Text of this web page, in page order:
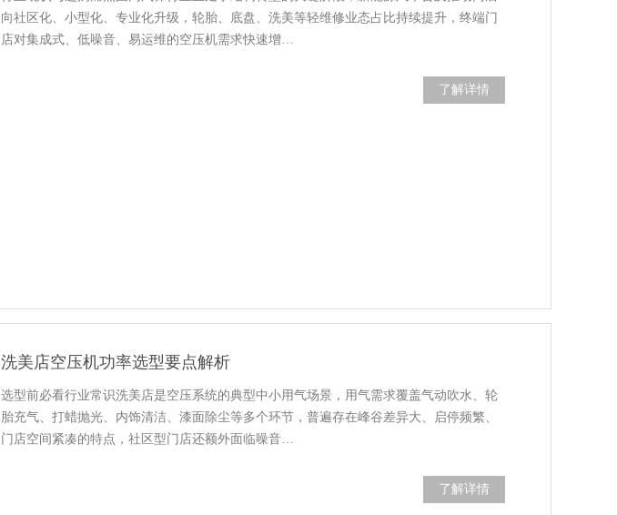
向社区化、小型化、专业化升级，轮胎、底盘、洗美等轻维修业态占比持续提升，终端门
店对集成式、低噪音、易运维的空压机需求快速增…
了解详情
洗美店空压机功率选型要点解析
选型前必看行业常识洗美店是空压系统的典型中小用气场景，用气需求覆盖气动吹水、轮
胎充气、打蜡抛光、内饰清洁、漆面除尘等多个环节，普遍存在峰谷差异大、启停频繁、
门店空间紧凑的特点，社区型门店还额外面临噪音…
了解详情